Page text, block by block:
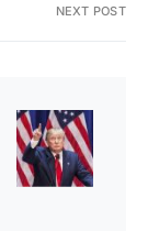
NEXT POST